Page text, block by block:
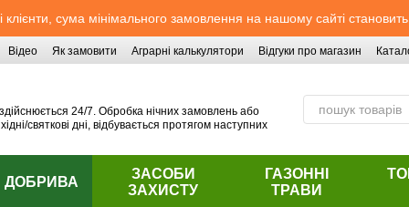
клієнти, сума мінімального замовлення на нашому сайті
Відео Як замовити Аграрні калькулятори Відгуки про магазин
24/7. Обробка нічних замовлень або
святкові дні, відбувається протягом наступних
ДОБРИВА
ЗАСОБИ
ЗАХИСТУ
ГАЗОННІ
ТРАВИ